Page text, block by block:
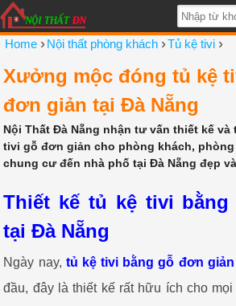
Home ›Nội thất phòng khách ›Tủ kệ tivi ›
Xưởng mộc đóng tủ kệ
đơn giản tại Đà Nẵng
Nội Thất Đà Nẵng nhận tư vấn thiết kế
tivi gỗ đơn giản cho phòng khách,
chung cư đến nhà phố tại Đà Nẵng đẹp
Thiết kế tủ kệ tivi
tại Đà Nẵng
Ngày nay, tủ kệ tivi bằng gỗ đơn giản
đầu, đây là thiết kế rất hữu ích cho